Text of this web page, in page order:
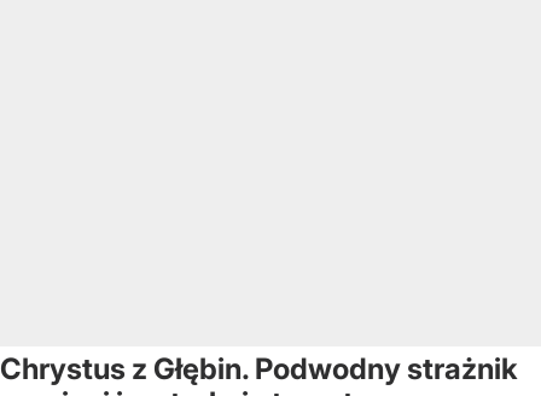
Chrystus z Głębin. Podwodny strażnik